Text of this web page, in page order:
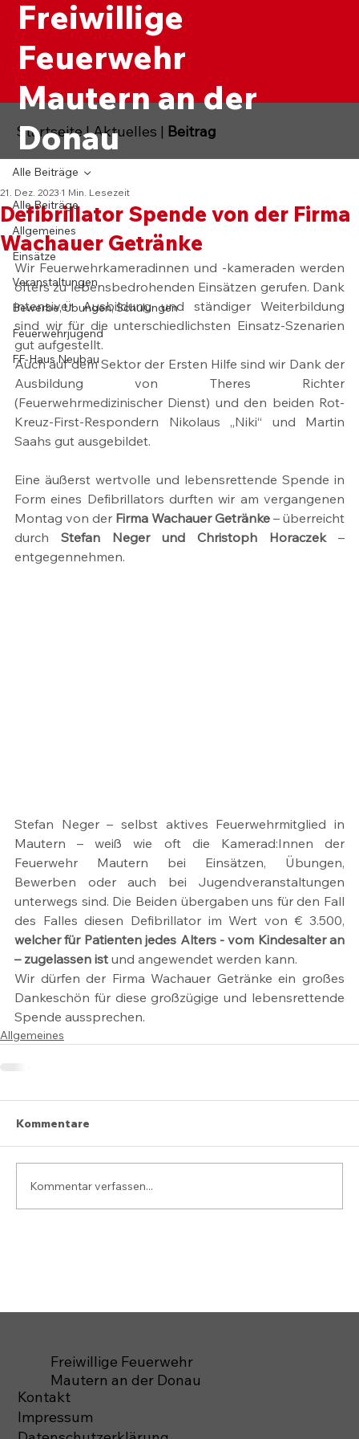
Freiwillige
Feuerwehr
Mautern an der
Donau
Alle Beiträge
Allgemeines
Einsätze
Veranstaltungen
Bewerbe, Übungen, Schulungen
Feuerwehrjugend
FF-Haus Neubau
Alle Beiträge
Defibrillator Spende von der Firma
Wachauer Getränke
21. Dez. 2023 1 Min. Lesezeit
Wir Feuerwehrkameradinnen und -kameraden werden
öfters zu lebensbedrohenden Einsätzen gerufen. Dank
intensiver Ausbildung und ständiger Weiterbildung
sind wir für die unterschiedlichsten Einsatz-Szenarien
gut aufgestellt.
Auch auf dem Sektor der Ersten Hilfe sind wir Dank der
Ausbildung von Theres Richter
(Feuerwehrmedizinischer Dienst) und den beiden Rot-
Kreuz-First-Respondern Nikolaus „Niki“ und Martin
Saahs gut ausgebildet.
Eine äußerst wertvolle und lebensrettende Spende in
Form eines Defibrillators durften wir am vergangenen
Montag von der Firma Wachauer Getränke – überreicht
durch Stefan Neger und Christoph Horaczek –
entgegennehmen.
Stefan Neger – selbst aktives Feuerwehrmitglied in
Mautern – weiß wie oft die Kamerad:Innen der
Feuerwehr Mautern bei Einsätzen, Übungen,
Bewerben oder auch bei Jugendveranstaltungen
unterwegs sind. Die Beiden übergaben uns für den Fall
welcher für Patienten jedes Alters - vom Kindesalter an
– zugelassen ist und angewendet werden kann.
Wir dürfen der Firma Wachauer Getränke ein großes
Dankeschön für diese großzügige und lebensrettende
Spende aussprechen.
Allgemeines
Kommentare
Kommentar verfassen...
Startseite|Aktuelles | Beitrag
Kontakt
Impressum
Freiwillige Feuerwehr
Mautern an der Donau